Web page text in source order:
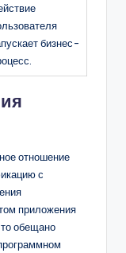
бизнес-
отношение
с
приложения
обещано